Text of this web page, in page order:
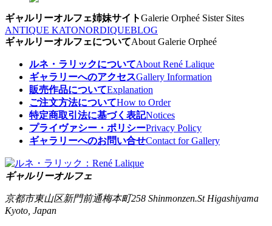
ギャルリーオルフェ姉妹サイトGalerie Orpheé Sister Sites
ANTIQUE KATONORDIQUEBLOG
ギャルリーオルフェについてAbout Galerie Orpheé
ルネ・ラリックについてAbout René Lalique
ギャラリーへのアクセスGallery Information
販売作品についてExplanation
ご注文方法についてHow to Order
特定商取引法に基づく表記Notices
プライヴァシー・ポリシーPrivacy Policy
ギャラリーへのお問い合せContact for Gallery
ギャルリーオルフェ
京都市東山区新門前通梅本町258 Shinmonzen.St Higashiyama
Kyoto, Japan